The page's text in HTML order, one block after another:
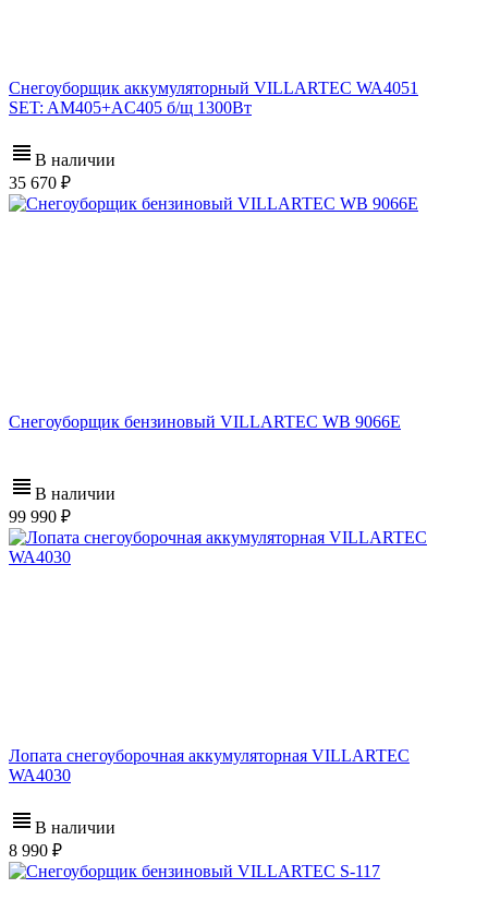
Снегоуборщик аккумуляторный VILLARTEC WA4051
SET: AM405+AC405 б/щ 1300Вт
В наличии
35 670
Снегоуборщик бензиновый VILLARTEC WB 9066E
В наличии
99 990
Лопата снегоуборочная аккумуляторная VILLARTEC
WA4030
В наличии
8 990